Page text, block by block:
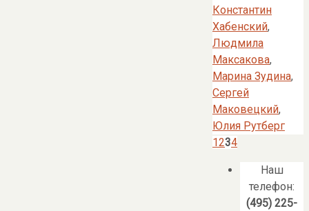
Константин
Хабенский,
Людмила
Максакова,
Марина Зудина,
Сергей
Маковецкий,
Юлия Рутберг
1234
Наш
телефон:
(495) 225-